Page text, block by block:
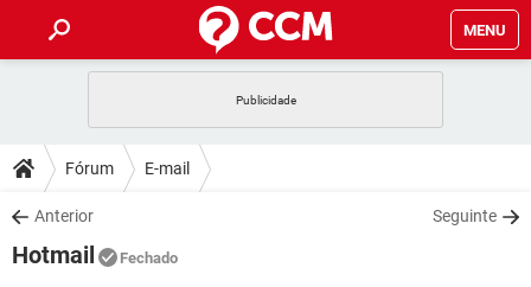
MENU
CELULAR
OUTLOOK
INSTAGRAM
DICAS
JOGOS
DOWNLOADS
JOGOS
Fórum E-mail
Anterior Seguinte
Hotmail Fechado